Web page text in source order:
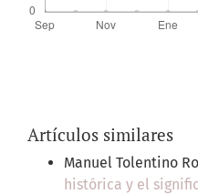
Artículos similares
Manuel Tolentino
histórica y el